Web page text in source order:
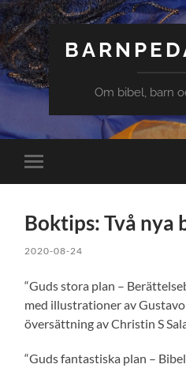
Om bibel, barn
på/av
Boktips: Två nya
2020-08-24
“Guds stora plan –
med illustrationer av
översättning av Christin S
“Guds fantastiska plan –